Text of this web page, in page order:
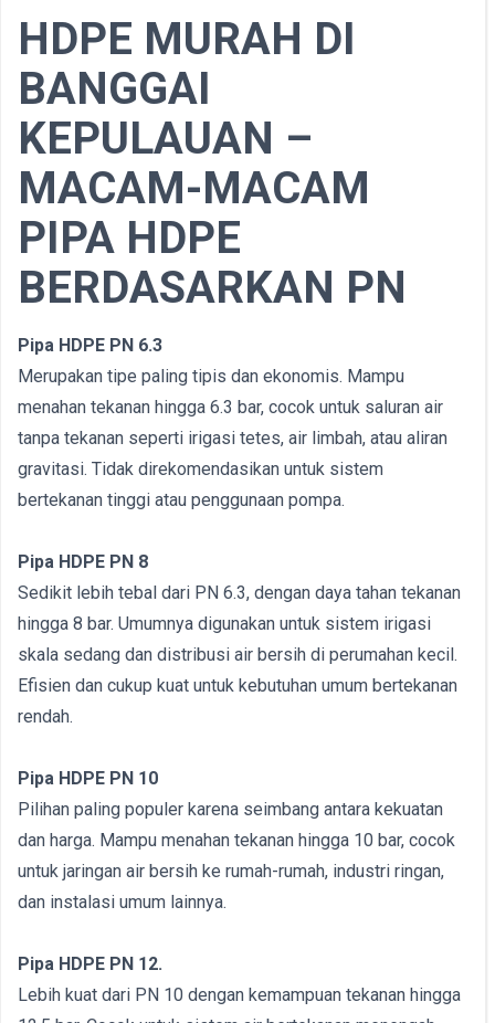
HDPE MURAH DI
BANGGAI
KEPULAUAN –
MACAM-MACAM
PIPA HDPE
BERDASARKAN PN
Pipa HDPE PN 6.3
Merupakan tipe paling tipis dan ekonomis. Mampu
menahan tekanan hingga 6.3 bar, cocok untuk saluran air
tanpa tekanan seperti irigasi tetes, air limbah, atau aliran
gravitasi. Tidak direkomendasikan untuk sistem
bertekanan tinggi atau penggunaan pompa.
Pipa HDPE PN 8
Sedikit lebih tebal dari PN 6.3, dengan daya tahan tekanan
hingga 8 bar. Umumnya digunakan untuk sistem irigasi
skala sedang dan distribusi air bersih di perumahan kecil.
Efisien dan cukup kuat untuk kebutuhan umum bertekanan
rendah.
Pipa HDPE PN 10
Pilihan paling populer karena seimbang antara kekuatan
dan harga. Mampu menahan tekanan hingga 10 bar, cocok
untuk jaringan air bersih ke rumah-rumah, industri ringan,
dan instalasi umum lainnya.
Pipa HDPE PN 12.
Lebih kuat dari PN 10 dengan kemampuan tekanan hingga